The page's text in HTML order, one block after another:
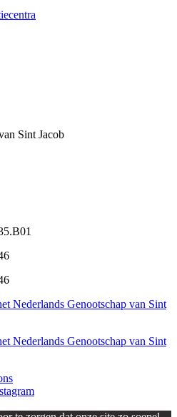
Sint Jacob
Nederlands Genootschap van Sint
Nederlands Genootschap van Sint